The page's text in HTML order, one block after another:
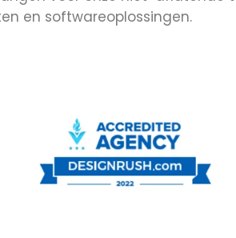
en softwareoplossingen.